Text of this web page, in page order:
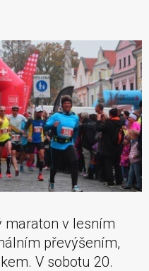
maraton v lesním
převýšením,
V sobotu 20.